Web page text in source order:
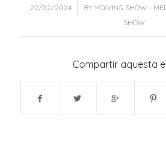
22/02/2024
/ BY MDIVING SHOW -
SHOW
Compartir aquesta